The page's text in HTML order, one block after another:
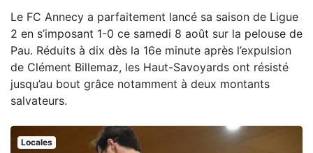
Le FC Annecy a parfaitement lancé sa saison de Ligue
2 en s’imposant 1-0 ce samedi 8 août sur la pelouse de
Pau. Réduits à dix dès la 16e minute après l’expulsion
de Clément Billemaz, les Haut-Savoyards ont résisté
jusqu’au bout grâce notamment à deux montants
salvateurs.
Locales